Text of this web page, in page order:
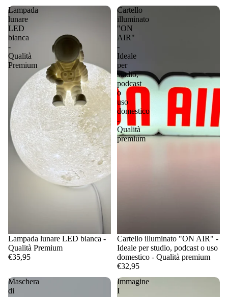
Lampada
lunare
LED
bianca
-
Qualità
Premium
Lampada lunare LED bianca -
Qualità Premium
€35,95
Cartello
illuminato
"ON
AIR"
-
Ideale
per
studio,
podcast
o
uso
domestico
-
Qualità
premium
Cartello illuminato "ON AIR" -
Ideale per studio, podcast o uso
domestico - Qualità premium
€32,95
Maschera
di
Immagine
I